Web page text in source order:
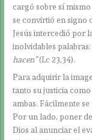
cargó sobre sí
se convirtió en signo
Jesús intercedió por
inolvidables palabras:
hacen”(Lc 23,34).
Para adquirir la
tanto su justicia
ambas. Fácilmente
Por un lado, poner
Dios al anunciar el